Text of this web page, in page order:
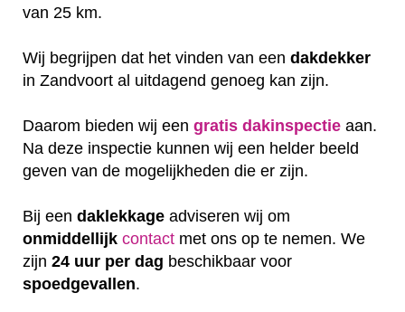
van 25 km.
Wij begrijpen dat het vinden van een dakdekker
in Zandvoort al uitdagend genoeg kan zijn.
Daarom bieden wij een gratis dakinspectie aan.
Na deze inspectie kunnen wij een helder beeld
geven van de mogelijkheden die er zijn.
Bij een daklekkage adviseren wij om
onmiddellijk contact met ons op te nemen. We
zijn 24 uur per dag beschikbaar voor
spoedgevallen.